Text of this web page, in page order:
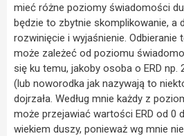
mieć różne poziomy świadomości
będzie to zbytnie skomplikowanie, a
rozwinięcie i wyjaśnienie.
może zależeć od poziomu
się ku temu, jakoby osoba o ERD np.
(lub noworodka jak nazywają to
dojrzała. Według mnie każdy z
może przejawiać wartości ERD od 0
wiekiem duszy, ponieważ wg mnie